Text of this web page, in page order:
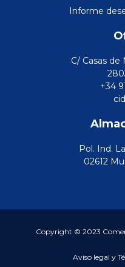
Informe
C/ Casas de
+34
Pol. Ind.
02612
Copyright © 2023
Aviso legal y